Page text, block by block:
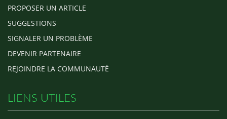
PROPOSER UN ARTICLE
SUGGESTIONS
SIGNALER UN PROBLÈME
DEVENIR PARTENAIRE
REJOINDRE LA COMMUNAUTÉ
LIENS UTILES